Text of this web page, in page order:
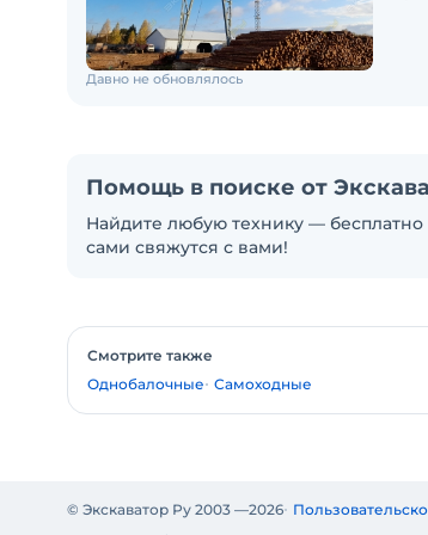
Давно не обновлялось
Помощь в поиске от
Найдите любую технику — бесплатно
сами свяжутся с вами!
Смотрите также
Однобалочные Самоходные
© Экскаватор Ру 2003 —2026